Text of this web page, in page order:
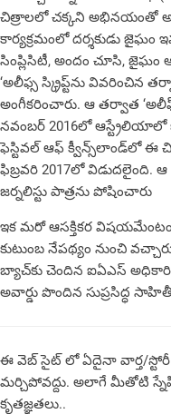
చిత్రాలలో చ‌క్క‌ని అభిన‌యంతో
కార్యక్రమంలో దర్శకుడు
సింప్లిసిటీ, అందం చూసి,
‘అలీఫ్స‌ స్క్రిప్ట్‌ను వివరించిన
అంగీకరించారు. ఆ తర్వాత
నవంబర్ 2016లో ఆస్ట్రేలియాలో
ఫెస్టివల్ ఆఫ్ క్వీన్స్‌లాండ్‌లో ఈ
ఫిబ్రవరి 2017లో విడుదలైంది.
జర్నలిస్టు పాత్రను పోషించారు
ఇక మరో ఆసక్తికర
కుటుంబ‌ నేపథ్యం నుంచి
బ్యాచ్‌కు చెందిన ఐఏఎస్
అవార్డు పొందిన సుప్రసిద్ధ
ఈ వెబ్ సైట్ లో ఏదైనా వార్త/
మర్చిపోవద్దు. అలాగే మీతోటి
కృతజ్ఞతలు..